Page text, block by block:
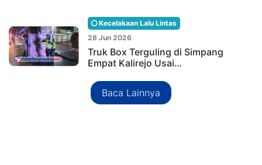
Kecelakaan Lalu Lintas
28 Jun 2026
Truk Box Terguling di Simpang
Empat Kalirejo Usai…
Baca Lainnya